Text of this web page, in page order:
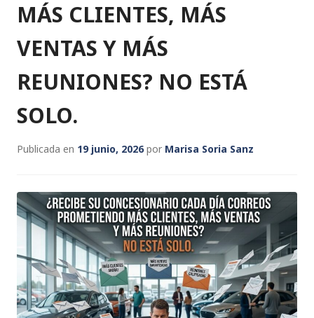
MÁS CLIENTES, MÁS
VENTAS Y MÁS
REUNIONES? NO ESTÁ
SOLO.
Publicada en 19 junio, 2026por Marisa Soria Sanz